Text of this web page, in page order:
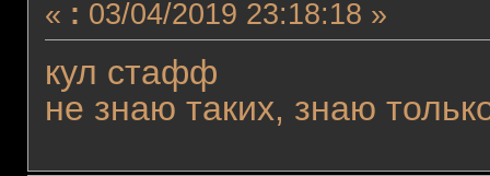
« : 03/04/2019 23:18:18 »
кул стафф
не знаю таких, знаю